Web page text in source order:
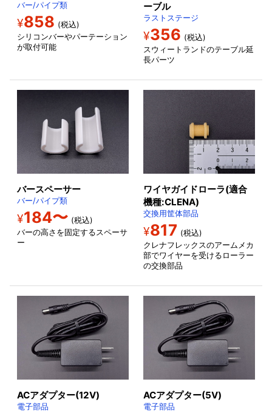
バー/パイプ類
¥858 (税込)
シリコンバーやパーテーション
が取付可能
ーブル
ラストステージ
¥356 (税込)
スウィートランドのテーブル延
長パーツ
バースペーサー
バー/パイプ類
¥184〜 (税込)
バーの高さを固定するスペーサ
ー
ワイヤガイドローラ(適合
機種:CLENA)
交換用筐体部品
¥817 (税込)
クレナフレックスのアームメカ
部でワイヤーを受けるローラー
の交換部品
ACアダプター(12V)
電子部品
ACアダプター(5V)
電子部品